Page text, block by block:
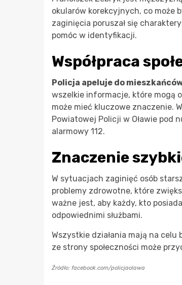
okularów korekcyjnych, co może
zaginięcia poruszał się
pomóc w identyfikacji.
Współpraca
Policja apeluje do
wszelkie informacje, które mogą
może mieć kluczowe znaczenie.
Powiatowej Policji w Oławie pod
alarmowy 112.
Znaczenie
W sytuacjach zaginięć osób
problemy zdrowotne, które
ważne jest, aby każdy, kto
odpowiednimi służbami.
Wszystkie działania mają na
ze strony społeczności może
Źródło: facebook.com/policjaolawa